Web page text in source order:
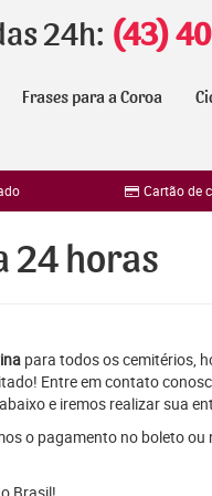
24h: (43)
Frases para a Coroa
Cartão de
24 horas
para todos os cemitérios,
Entre em contato
e iremos realizar sua
o pagamento no boleto